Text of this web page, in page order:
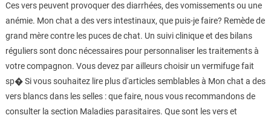
Ces vers peuvent provoquer des diarrhées, des vomissements ou une
anémie. Mon chat a des vers intestinaux, que puis-je faire? Remède de
grand mère contre les puces de chat. Un suivi clinique et des bilans
réguliers sont donc nécessaires pour personnaliser les traitements à
votre compagnon. Vous devez par ailleurs choisir un vermifuge fait
sp� Si vous souhaitez lire plus d'articles semblables à Mon chat a des
vers blancs dans les selles : que faire, nous vous recommandons de
consulter la section Maladies parasitaires. Que sont les vers et